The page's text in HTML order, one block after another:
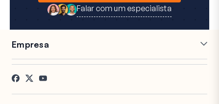
Falar com um especialista
Empresa
Carreiras
Depoimentos
Afiliados